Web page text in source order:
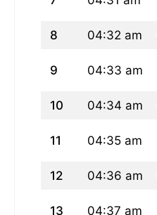
8 04:32 am
9 04:33 am
10 04:34 am
11 04:35 am
12 04:36 am
13 04:37 am